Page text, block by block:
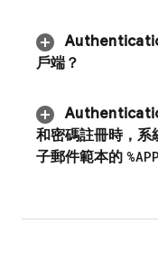
戶端？
和密碼註冊時，系
子郵件範本的 %APP